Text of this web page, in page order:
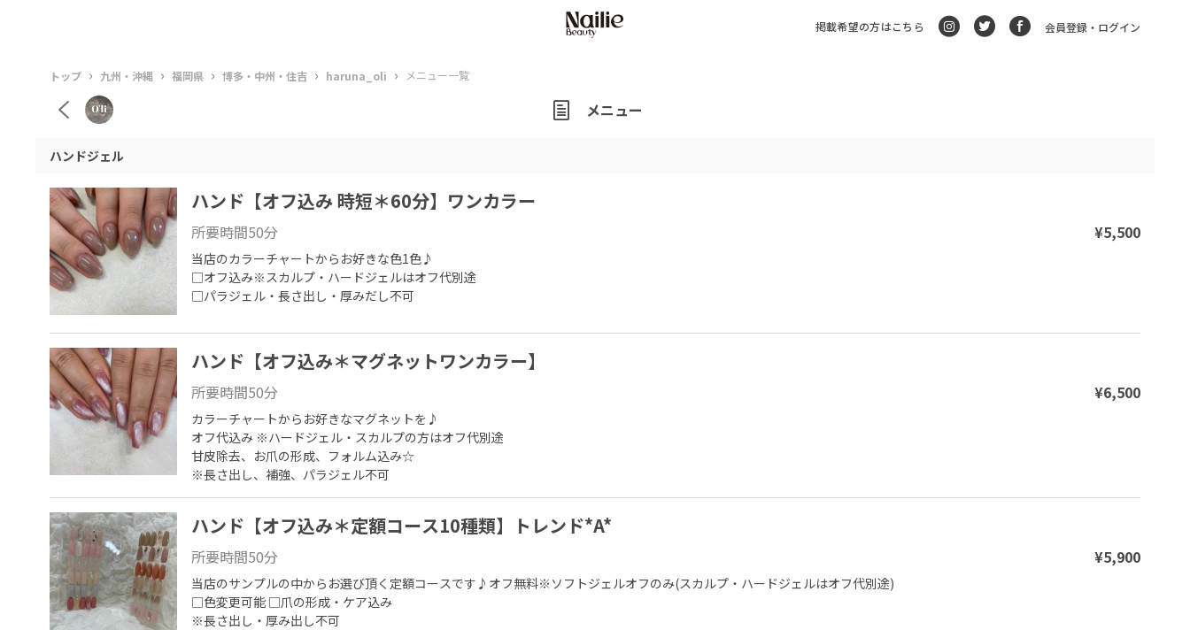
掲載希望の方はこちら 会員登録・ログイン
トップ › 九州・沖縄 › 福岡県 › 博多・中州・住吉 › haruna_oli › メニュー一覧
メニュー
ハンドジェル
ハンド【オフ込み 時短＊60分】ワンカラー
所要時間50分 ¥5,500
当店のカラーチャートからお好きな色1色♪
□オフ込み※スカルプ・ハードジェルはオフ代別途
□パラジェル・長さ出し・厚みだし不可
ハンド【オフ込み＊マグネットワンカラー】
所要時間50分 ¥6,500
カラーチャートからお好きなマグネットを♪
オフ代込み ※ハードジェル・スカルプの方はオフ代別途
甘皮除去、お爪の形成、フォルム込み☆
※長さ出し、補強、パラジェル不可
ハンド【オフ込み＊定額コース10種類】トレンド*A*
所要時間50分 ¥5,900
当店のサンプルの中からお選び頂く定額コースです♪オフ無料※ソフトジェルオフのみ(スカルプ・ハードジェルはオフ代別途)
□色変更可能 □爪の形成・ケア込み
※長さ出し・厚み出し不可